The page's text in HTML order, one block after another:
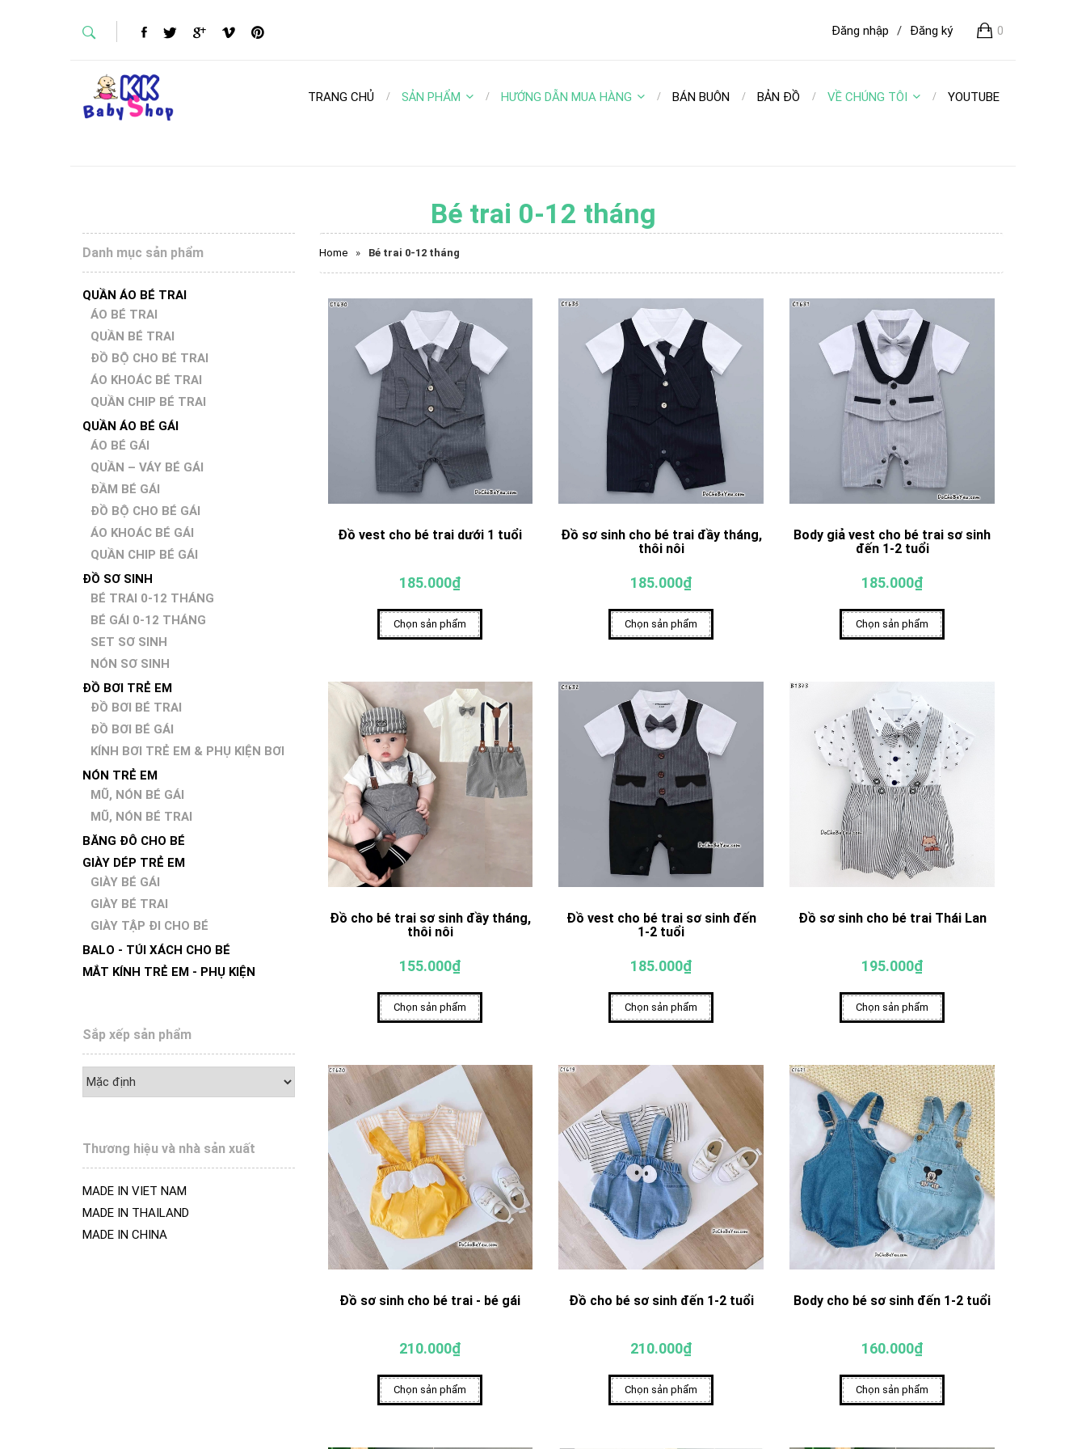
0
Đăng ký
/
Đăng nhập
TRANG CHỦ SẢN PHẨM HƯỚNG DẪN MUA HÀNG BÁN BUÔN BẢN ĐỒ VỀ CHÚNG TÔI YOUTUBE
Bé trai 0-12 tháng
Danh mục sản phẩm
QUẦN ÁO BÉ TRAI
ÁO BÉ TRAI
QUẦN BÉ TRAI
ĐỒ BỘ CHO BÉ TRAI
ÁO KHOÁC BÉ TRAI
QUẦN CHIP BÉ TRAI
QUẦN ÁO BÉ GÁI
ÁO BÉ GÁI
QUẦN – VÁY BÉ GÁI
ĐẦM BÉ GÁI
ĐỒ BỘ CHO BÉ GÁI
ÁO KHOÁC BÉ GÁI
QUẦN CHIP BÉ GÁI
ĐỒ SƠ SINH
BÉ TRAI 0-12 THÁNG
BÉ GÁI 0-12 THÁNG
SET SƠ SINH
NÓN SƠ SINH
ĐỒ BƠI TRẺ EM
ĐỒ BƠI BÉ TRAI
ĐỒ BƠI BÉ GÁI
KÍNH BƠI TRẺ EM & PHỤ KIỆN BƠI
NÓN TRẺ EM
MŨ, NÓN BÉ GÁI
MŨ, NÓN BÉ TRAI
BĂNG ĐÔ CHO BÉ
GIÀY DÉP TRẺ EM
GIÀY BÉ GÁI
GIÀY BÉ TRAI
GIÀY TẬP ĐI CHO BÉ
BALO - TÚI XÁCH CHO BÉ
MẮT KÍNH TRẺ EM - PHỤ KIỆN
Sắp xếp sản phẩm
Thương hiệu và nhà sản xuất
MADE IN VIET NAM
MADE IN THAILAND
MADE IN CHINA
Home » Bé trai 0-12 tháng
Đồ vest cho bé trai dưới 1 tuổi
185.000₫
Chọn sản phẩm
Đồ sơ sinh cho bé trai đầy tháng,
thôi nôi
185.000₫
Chọn sản phẩm
Body giả vest cho bé trai sơ sinh
đến 1-2 tuổi
185.000₫
Chọn sản phẩm
Đồ cho bé trai sơ sinh đầy tháng,
thôi nôi
155.000₫
Chọn sản phẩm
Đồ vest cho bé trai sơ sinh đến
1-2 tuổi
185.000₫
Chọn sản phẩm
Đồ sơ sinh cho bé trai Thái Lan
195.000₫
Chọn sản phẩm
Đồ sơ sinh cho bé trai - bé gái
210.000₫
Chọn sản phẩm
Đồ cho bé sơ sinh đến 1-2 tuổi
210.000₫
Chọn sản phẩm
Body cho bé sơ sinh đến 1-2 tuổi
160.000₫
Chọn sản phẩm